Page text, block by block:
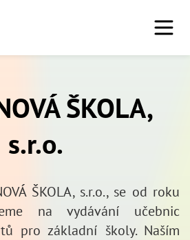
Blog
Domů
Registrovat
ŠKOLA,
s.r.o.
ŠKOLA, s.r.o., se od roku
na vydávání učebnic
pro základní školy. Naším